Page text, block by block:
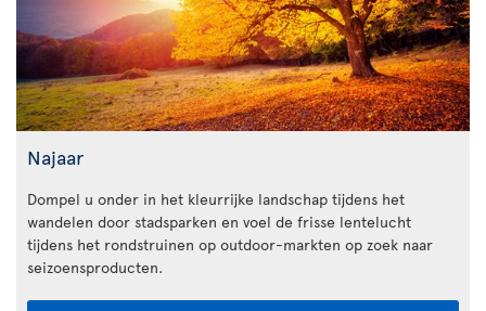
Najaar
Dompel u onder in het kleurrijke landschap tijdens het
wandelen door stadsparken en voel de frisse lentelucht
tijdens het rondstruinen op outdoor-markten op zoek naar
seizoensproducten.